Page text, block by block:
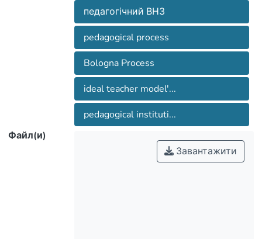
pedagogical institution have been
examined.
педагогічний ВНЗ
pedagogical process
Bologna Process
ideal teacher model'...
pedagogical instituti...
Файл(и)
Завантажити